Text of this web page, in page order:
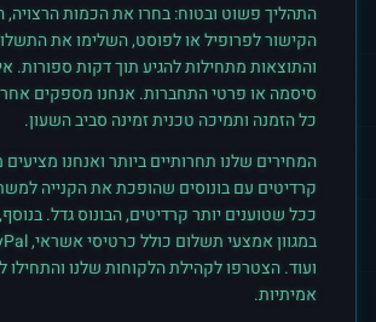
התהליך פשוט ובטוח: בחרו את הכמות הרצויה,
הקישור לפרופיל או לפוסט, השלימו את
והתוצאות מתחילות להגיע תוך דקות ספורות.
סיסמה או פרטי התחברות. אנחנו מספקים
כל הזמנה ותמיכה טכנית זמינה סביב השעון.
המחירים שלנו תחרותיים ביותר ואנחנו
קרדיטים עם בונוסים שהופכת את הקנייה
ככל שטוענים יותר קרדיטים, הבונוס גדל.
ועוד. הצטרפו לקהילת הלקוחות שלנו והתחילו
אמיתיות.